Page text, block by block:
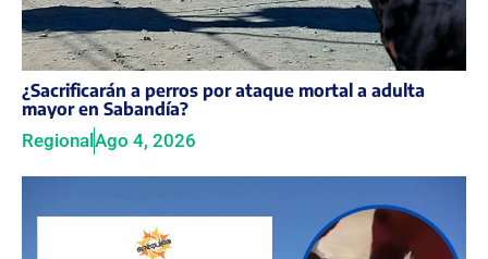
¿Sacrificarán a perros por ataque mortal a adulta
mayor en Sabandía?
RegionalAgo 4, 2026